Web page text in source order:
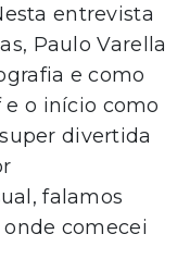
entrevista
Paulo Varella
e como
o início como
divertida
falamos
comecei